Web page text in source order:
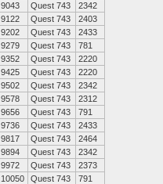
9043 Quest 743
2342
9122 Quest 743
2403
9202 Quest 743
2433
9279 Quest 743
781
9352 Quest 743
2220
9425 Quest 743
2220
9502 Quest 743
2342
9578 Quest 743
2312
9656 Quest 743
791
9736 Quest 743
2433
9817 Quest 743
2464
9894 Quest 743
2342
9972 Quest 743
2373
10050 Quest 743
791